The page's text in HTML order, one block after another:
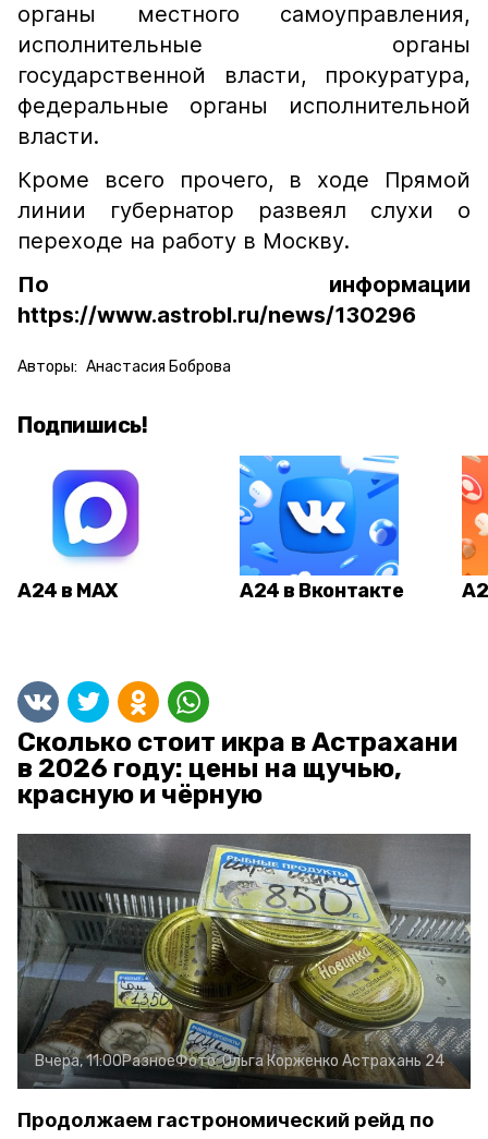
органы местного самоуправления,
исполнительные органы
государственной власти, прокуратура,
федеральные органы исполнительной
власти.
Кроме всего прочего, в ходе Прямой
линии губернатор развеял слухи о
переходе на работу в Москву.
По информации
https://www.astrobl.ru/news/130296
Авторы: Анастасия Боброва
Подпишись!
А24 в MAX А24 в Вконтакте
Сколько стоит икра в Астрахани
в 2026 году: цены на щучью,
красную и чёрную
Вчера, 11:00РазноеФото:Ольга Корженко Астрахань 24
Продолжаем гастрономический рейд по